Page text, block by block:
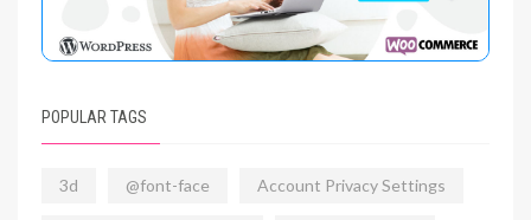
POPULAR TAGS
3d @font-face Account Privacy Settings